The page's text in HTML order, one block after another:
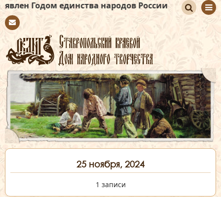
единства народов России
tact
иск
25 ноября, 2024
1 записи